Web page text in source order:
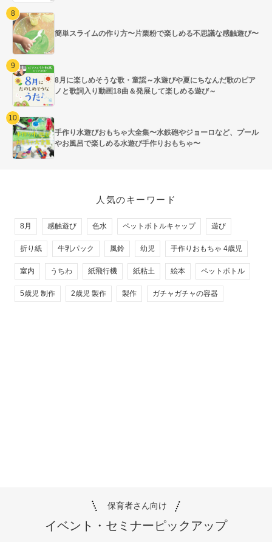
簡単スライムの作り方〜片栗粉で楽しめる不思議な感触遊び〜
8月に楽しめそうな歌・童謡～水遊びや夏にちなんだ歌のピア
ノと歌詞入り動画18曲＆発展して楽しめる遊び～
手作り水遊びおもちゃ大全集〜水鉄砲やジョーロなど、プール
やお風呂で楽しめる水遊び手作りおもちゃ〜
人気のキーワード
8月 感触遊び 色水 ペットボトルキャップ 遊び
折り紙 牛乳パック 風鈴 幼児 手作りおもちゃ 4歳児
室内 うちわ 紙飛行機 紙粘土 絵本 ペットボトル
5歳児 制作 2歳児 製作 製作 ガチャガチャの容器
保育者さん向け
イベント・セミナーピックアップ